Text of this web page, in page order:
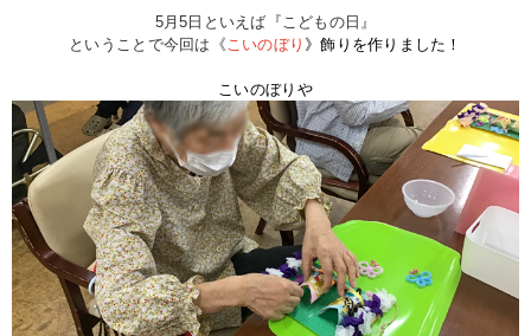
5月5日といえば『こどもの日』
ということで今回は《こいのぼり 》飾りを作りました！
こいのぼりや